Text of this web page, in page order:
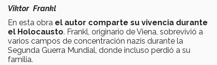
Viktor Frankl
En esta obra el autor comparte su vivencia durante
el Holocausto. Frankl, originario de Viena, sobrevivió a
varios campos de concentración nazis durante la
Segunda Guerra Mundial, donde incluso perdió a su
familia.